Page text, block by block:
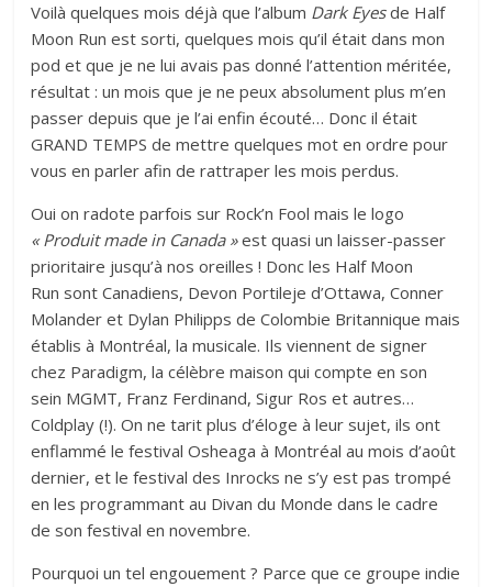
Voilà quelques mois déjà que l’album Dark Eyesde Half
Moon Run est sorti, quelques mois qu’il était dans mon
pod et que je ne lui avais pas donné l’attention méritée,
résultat : un mois que je ne peux absolument plus m’en
passer depuis que je l’ai enfin écouté… Donc il était
GRAND TEMPS de mettre quelques mot en ordre pour
vous en parler afin de rattraper les mois perdus.
Oui on radote parfois sur Rock’n Fool mais le logo
« Produit made in Canada »est quasi un laisser-passer
prioritaire jusqu’à nos oreilles ! Donc les Half Moon
Run sont Canadiens, Devon Portileje d’Ottawa, Conner
Molander et Dylan Philipps de Colombie Britannique mais
établis à Montréal, la musicale. Ils viennent de signer
chez Paradigm, la célèbre maison qui compte en son
sein MGMT, Franz Ferdinand, Sigur Ros et autres…
Coldplay (!). On ne tarit plus d’éloge à leur sujet, ils ont
enflammé le festival Osheaga à Montréal au mois d’août
dernier, et le festival des Inrocks ne s’y est pas trompé
en les programmant au Divan du Monde dans le cadre
de son festival en novembre.
Pourquoi un tel engouement ? Parce que ce groupe indie